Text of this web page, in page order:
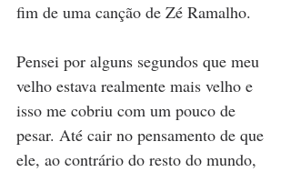
fim de uma canção de Zé Ramalho.
Pensei por alguns segundos que meu
velho estava realmente mais velho e
isso me cobriu com um pouco de
pesar. Até cair no pensamento de que
ele, ao contrário do resto do mundo,